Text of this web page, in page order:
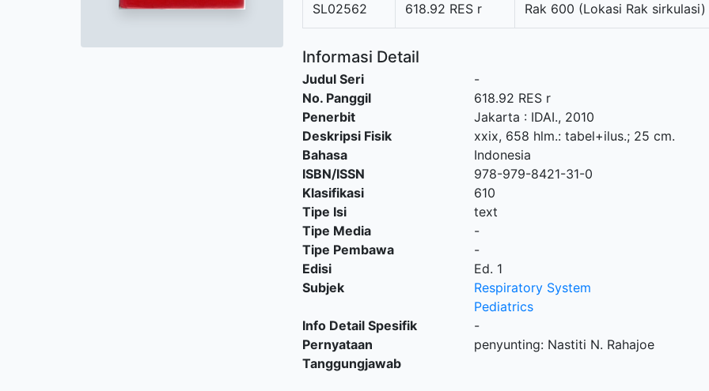
SL02562 618.92 RES r Rak 600 (Lokasi Rak sirkulasi)
Informasi Detail
Judul Seri
-
No. Panggil
618.92 RES r
Penerbit
Jakarta : IDAI., 2010
Deskripsi Fisik
xxix, 658 hlm.: tabel+ilus.; 25 cm.
Bahasa
Indonesia
ISBN/ISSN
978-979-8421-31-0
Klasifikasi
610
Tipe Isi
text
Tipe Media
-
Tipe Pembawa
-
Edisi
Ed. 1
Subjek
Respiratory System
Pediatrics
Info Detail Spesifik
-
Pernyataan
Tanggungjawab
penyunting: Nastiti N. Rahajoe